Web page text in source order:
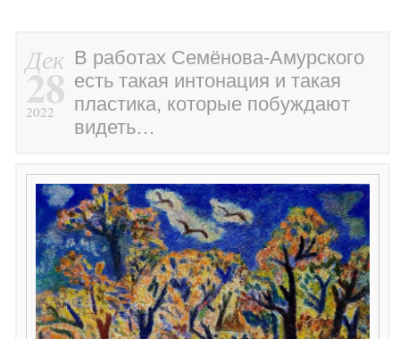
Дек
28
2022
В работах Семёнова-Амурского
есть такая интонация и такая
пластика, которые побуждают
видеть…